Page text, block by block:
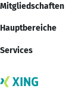
Mitgliedschaften
Hauptbereiche
Services